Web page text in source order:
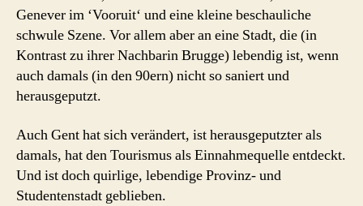
Genever im ‘Vooruit‘ und eine kleine beschauliche
schwule Szene. Vor allem aber an eine Stadt, die (in
Kontrast zu ihrer Nachbarin Brugge) lebendig ist, wenn
auch damals (in den 90ern) nicht so saniert und
herausgeputzt.
Auch Gent hat sich verändert, ist herausgeputzter als
damals, hat den Tourismus als Einnahmequelle entdeckt.
Und ist doch quirlige, lebendige Provinz- und
Studentenstadt geblieben.